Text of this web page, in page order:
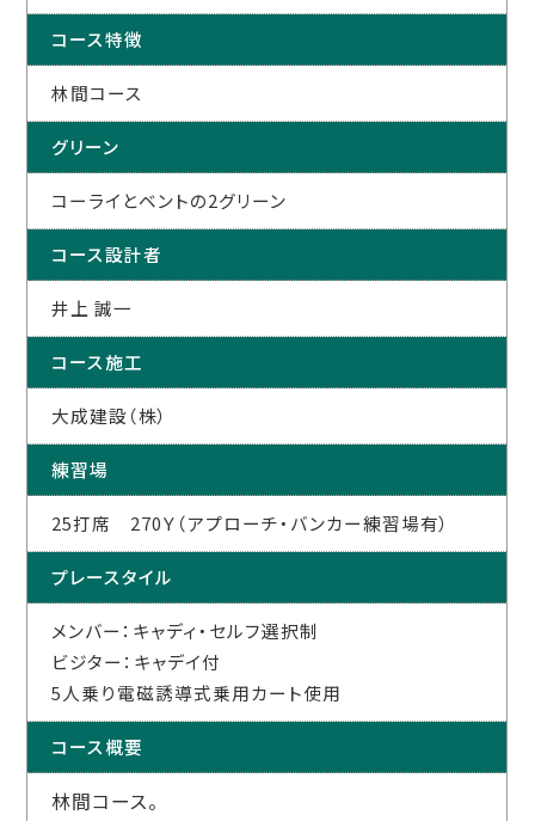
コース特徴
林間コース
グリーン
コーライとベントの2グリーン
コース設計者
井上 誠一
コース施工
大成建設（株）
練習場
25打席 270Ｙ（アプローチ・バンカー練習場有）
プレースタイル
メンバー：キャディ・セルフ選択制
ビジター：キャデイ付
5人乗り電磁誘導式乗用カート使用
コース概要
林間コース。